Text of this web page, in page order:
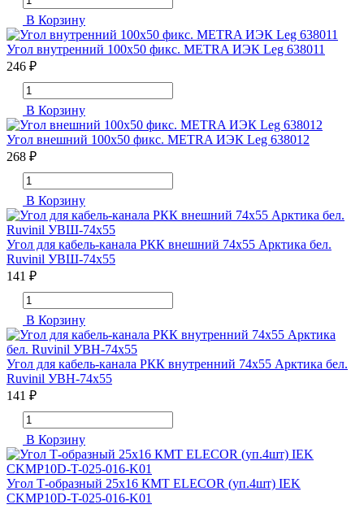
В Корзину
Угол внутренний 100х50 фикс. METRA ИЭК Leg 638011
246 ₽
В Корзину
Угол внешний 100х50 фикс. METRA ИЭК Leg 638012
268 ₽
В Корзину
Угол для кабель-канала РКК внешний 74х55 Арктика бел.
Ruvinil УВШ-74х55
141 ₽
В Корзину
Угол для кабель-канала РКК внутренний 74х55 Арктика бел.
Ruvinil УВН-74х55
141 ₽
В Корзину
Угол Т-образный 25х16 КМТ ELECOR (уп.4шт) IEK
CKMP10D-T-025-016-K01